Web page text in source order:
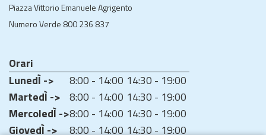
Piazza Vittorio Emanuele Agrigento
Numero Verde 800 236 837
Orari
LunedÌ ->
8:00 - 14:00 14:30 - 19:00
MartedÌ -> 8:00 - 14:00 14:30 - 19:00
MercoledÌ ->8:00 - 14:00 14:30 - 19:00
GiovedÌ ->
8:00 - 14:0014:30 - 19:00